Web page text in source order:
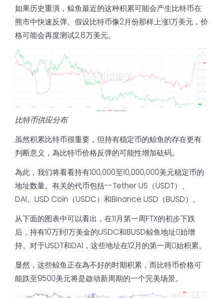
如果历史重演，鲸鱼最近的这种积累可能会产生比特币在
熊市中快速反弹。假设比特币像2月份那样上涨1万美元，价
格可能会再度测试2.8万美元。
比特币供应分布
虽然积累比特币很重要，但持有稳定币的鲸鱼的存在更有
判断意义，為比特币价格反弹的可能性增加砝码。
為此，我们将看看持有100,000至10,000,000美元稳定币的
地址数量。有关的代币包括--Tether US（USDT）、
DAI、USD Coin（USDC）和Binance USD（BUSD）。
从下面的图表中可以看出，在11月第一周FTX的初步下跌
后，持有10万到1万美金的USDC和BUSD鲸鱼地址𫔭始增
持。对于USDT和DAI，这些地址在12月的第一周𫔭始积累。
显然，这些鲸鱼正在為不好的时期积累，而比特币价格可
能跌至9500美元将是啟动新周期的一个完美场景。